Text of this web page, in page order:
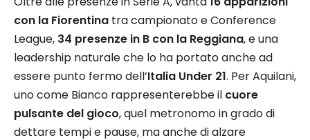
con la Fiorentina tra campionato e Conference
League, 34 presenze in B con la Reggiana, e una
leadership naturale che lo ha portato anche ad
essere punto fermo dell’Italia Under 21. Per Aquilani,
uno come Bianco rappresenterebbe il cuore
pulsante del gioco, quel metronomo in grado di
dettare tempi e pause, ma anche di alzare